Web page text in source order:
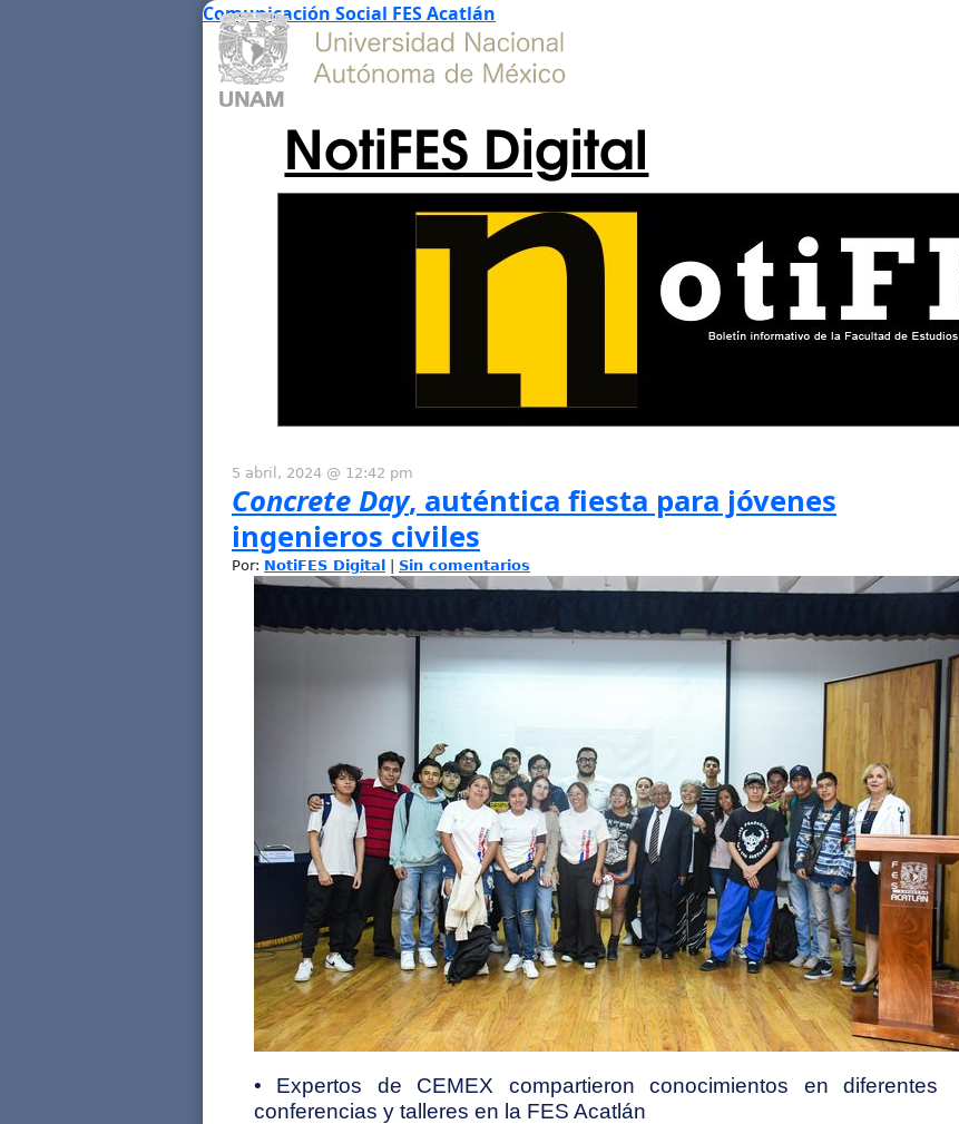
Comunicación Social FES Acatlán
NotiFES Digital
5 abril, 2024 @ 12:42 pm
Concrete Day, auténtica fiesta para jóvenes
ingenieros civiles
Por: NotiFES Digital Sin comentarios
• Expertos de CEMEX compartieron conocimientos en diferentes
conferencias y talleres en la FES Acatlán